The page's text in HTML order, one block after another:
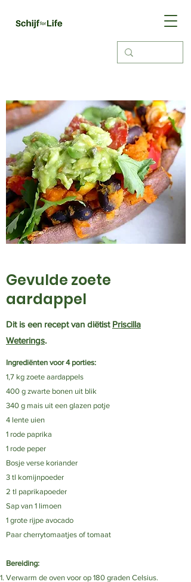
Gevulde zoete
aardappel
Dit is een recept van diëtist Priscilla
Weterings.
Ingrediënten voor 4 porties:​
1,7 kg zoete aardappels
400 g zwarte bonen uit blik
340 g mais uit een glazen potje
4 lente uien
1 rode paprika
1 rode peper
Bosje verse koriander
3 tl komijnpoeder
2 tl paprikapoeder
Sap van 1 limoen
1 grote rijpe avocado
Paar cherrytomaatjes of tomaat
Bereiding:​
Verwarm de oven voor op 180 graden Celsius.